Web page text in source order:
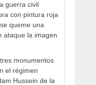
guerra civil
con pintura roja
queme una
ataque la imagen
monumentos
el régimen
Hussein de la